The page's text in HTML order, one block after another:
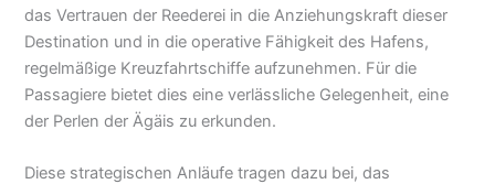
das Vertrauen der Reederei in die Anziehungskraft dieser
Destination und in die operative Fähigkeit des Hafens,
regelmäßige Kreuzfahrtschiffe aufzunehmen. Für die
Passagiere bietet dies eine verlässliche Gelegenheit, eine
der Perlen der Ägäis zu erkunden.
Diese strategischen Anläufe tragen dazu bei, das